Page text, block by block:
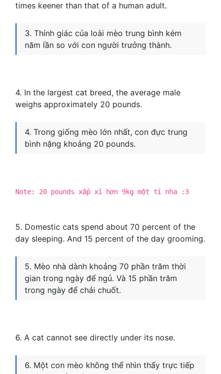
times keener than that of a human adult.
3. Thính giác của loài mèo trung bình kém
năm lần so với con người trưởng thành.
4. In the largest cat breed, the average male
weighs approximately 20 pounds.
4. Trong giống mèo lớn nhất, con đực trung
bình nặng khoảng 20 pounds.
Note: 20 pounds xấp xỉ hơn 9kg một tí nha :3
5. Domestic cats spend about 70 percent of the
day sleeping. And 15 percent of the day grooming.
5. Mèo nhà dành khoảng 70 phần trăm thời
gian trong ngày để ngủ. Và 15 phần trăm
trong ngày để chải chuốt.
6. A cat cannot see directly under its nose.
6. Một con mèo không thể nhìn thấy trực tiếp